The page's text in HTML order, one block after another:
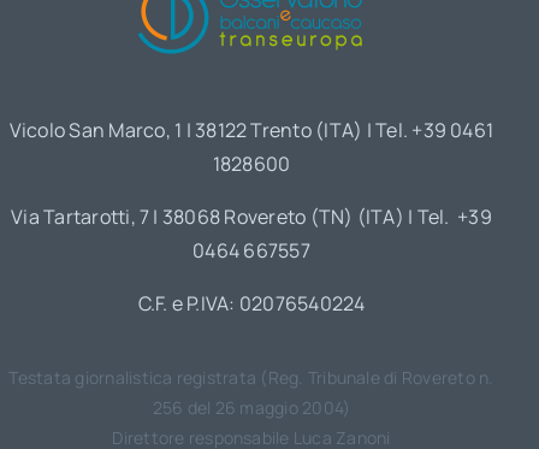
Vicolo San Marco, 1 | 38122 Trento (ITA) | Tel. +39 0461
1828600
Via Tartarotti, 7 | 38068 Rovereto (TN) (ITA) | Tel. +39
0464 667557
C.F. e P.IVA: 02076540224
Testata giornalistica registrata (Reg. Tribunale di Rovereto n.
256 del 26 maggio 2004)
Direttore responsabile Luca Zanoni